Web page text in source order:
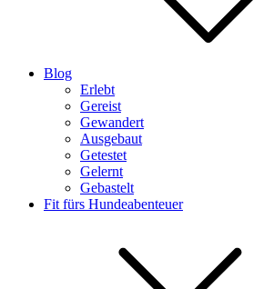
Blog
Erlebt
Gereist
Gewandert
Ausgebaut
Getestet
Gelernt
Gebastelt
Fit fürs Hundeabenteuer